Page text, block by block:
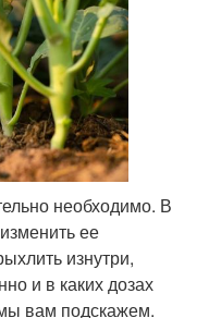
необходимо. В
ее
изнутри,
и в каких дозах
вам подскажем.